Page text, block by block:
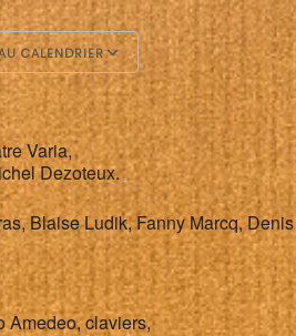
CALENDRIER
Calendrier
Varia,
Dezoteux.
Blaise Ludik, Fanny Marcq,
Amedeo, claviers,